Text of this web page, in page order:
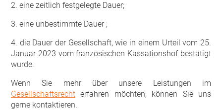
2. eine zeitlich festgelegte Dauer;
3. eine unbestimmte Dauer ;
4. die Dauer der Gesellschaft, wie in einem Urteil vom 25.
Januar 2023 vom französischen Kassationshof bestätigt
wurde.
Wenn Sie mehr über unsere Leistungen im
Gesellschaftsrecht erfahren möchten, können Sie uns
gerne kontaktieren.